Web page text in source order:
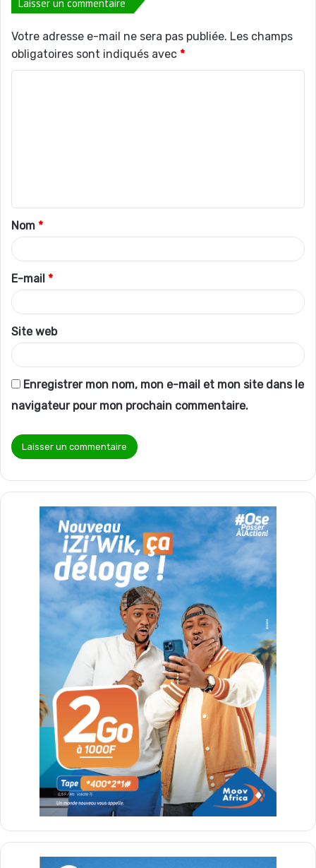
Laisser un commentaire
Votre adresse e-mail ne sera pas publiée. Les champs
obligatoires sont indiqués avec *
t
a
i
r
e
*
Nom *
E-mail *
Site web
Enregistrer mon nom, mon e-mail et mon site dans le
navigateur pour mon prochain commentaire.